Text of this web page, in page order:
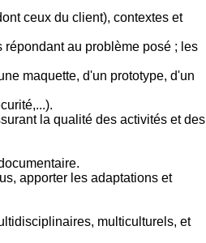
ceux du client), contextes et
au problème posé ; les
maquette, d'un prototype, d'un
la qualité des activités et des
apporter les adaptations et
multiculturels, et